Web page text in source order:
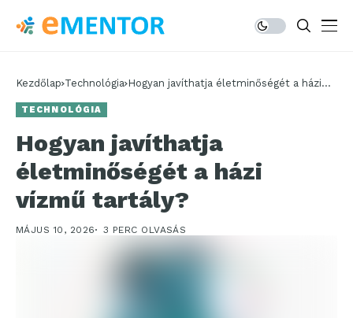
Kezdőlap Technológia Hogyan javíthatja életminőségét a házi
TECHNOLÓGIA
Hogyan javíthatja
életminőségét a házi
vízmű tartály?
MÁJUS 10, 2026 3 PERC OLVASÁS